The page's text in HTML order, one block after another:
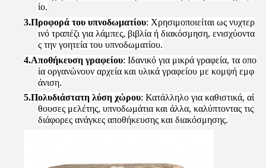
ίο.
3.Προφορά του υπνοδωματίου: Χρησιμοποιείται ως νυχτερ
ινό τραπέζι για λάμπες, βιβλία ή διακόσμηση, ενισχύοντα
ς την γοητεία του υπνοδωματίου.
4.Αποθήκευση γραφείου: Ιδανικό για μικρά γραφεία, τα οπο
ία οργανώνουν αρχεία και υλικά γραφείου με κομψή εμφ
άνιση.
5.Πολυδιάστατη λύση χώρου: Κατάλληλο για καθιστικά, αί
θουσες μελέτης, υπνοδωμάτια και άλλα, καλύπτοντας τις
διάφορες ανάγκες αποθήκευσης και διακόσμησης.